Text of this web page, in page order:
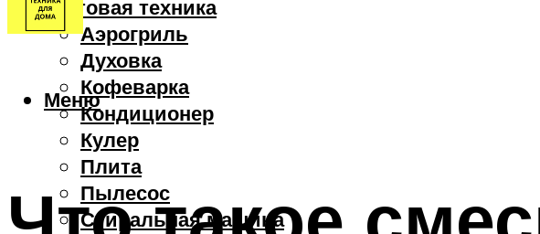
Бытовая техника
Аэрогриль
Духовка
Кофеварка
Кондиционер
Кулер
Плита
Пылесос
Стиральная машина
Меню